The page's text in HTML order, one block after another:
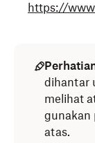
https://
dihantar
melihat
gunakan
atas.